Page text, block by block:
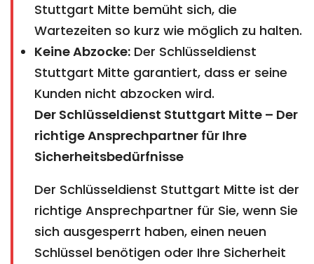
Stuttgart Mitte bemüht sich, die
Wartezeiten so kurz wie möglich zu halten.
Keine Abzocke: Der Schlüsseldienst
Stuttgart Mitte garantiert, dass er seine
Kunden nicht abzocken wird.
Der Schlüsseldienst Stuttgart Mitte – Der
richtige Ansprechpartner für Ihre
Sicherheitsbedürfnisse
Der Schlüsseldienst Stuttgart Mitte ist der
richtige Ansprechpartner für Sie, wenn Sie
sich ausgesperrt haben, einen neuen
Schlüssel benötigen oder Ihre Sicherheit